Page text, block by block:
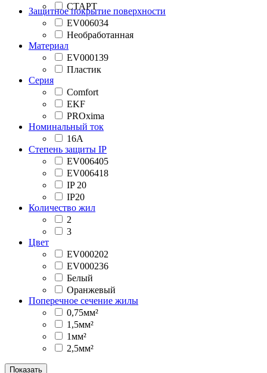
СТАРТ
Защитное покрытие поверхности
EV006034
Необработанная
Материал
EV000139
Пластик
Серия
Comfort
EKF
PROxima
Номинальный ток
16А
Степень защиты IP
EV006405
EV006418
IP 20
IP20
Количество жил
2
3
Цвет
EV000202
EV000236
Белый
Оранжевый
Поперечное сечение жилы
0,75мм²
1,5мм²
1мм²
2,5мм²